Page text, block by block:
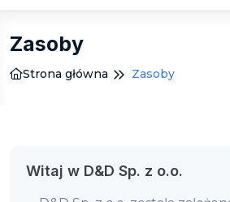
Zasoby
Strona główna Zasoby
Witaj w D&D Sp. z o.o.